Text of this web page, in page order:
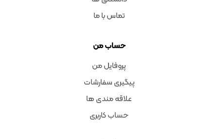
تماس با ما
حساب من
پروفایل من
پیگیری سفارشات
علاقه مندی ها
حساب کاربری